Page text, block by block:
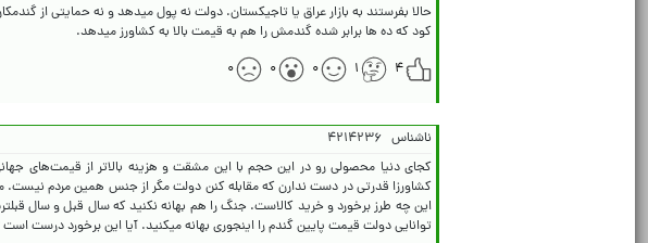
کود که ده ها برابر شده گندمش را هم به قیمت بالا به کشاورز میدهد.
۴
۱ ۰ ۰ ۰
ناشناس ۴۲۱۴۲۳۶
کجای دنیا محصولی رو در این حجم با این مشقت و هزینه بالاتر از قیمت‌های
کشاورزا قدرتی در دست ندارن که مقابله کنن دولت مگر از جنس همین مردم
این چه طرز برخورد و خرید کالاست. جنگ را هم بهانه نکنید که سال قبل و سال
توانایی دولت قیمت پایین گندم را اینجوری بهانه میکنید. آیا این برخورد درست است